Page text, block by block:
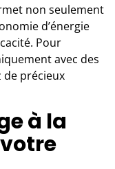
non seulement
d’énergie
Pour
avec des
de précieux
à la